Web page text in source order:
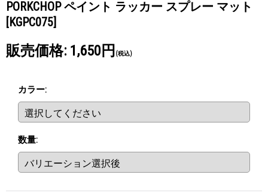
PORKCHOP ペイント ラッカー スプレー マット
[KGPC075]
販売価格: 1,650円 (税込)
カラー:
数量: